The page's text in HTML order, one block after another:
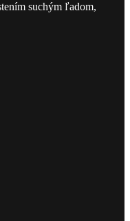
suchým ľadom,